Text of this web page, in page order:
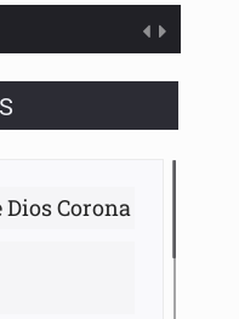
Dios Corona